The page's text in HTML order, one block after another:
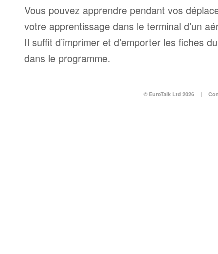
Vous pouvez apprendre pendant vos
votre apprentissage dans le terminal d’un
Il suffit d’imprimer et d’emporter les fiches
dans le programme.
© EuroTalk Ltd 2026 |